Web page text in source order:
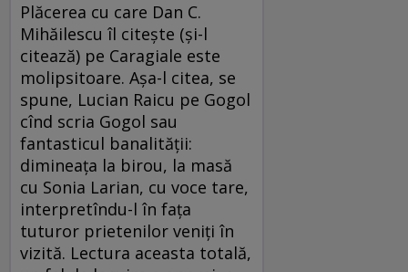
Plăcerea cu care Dan C.
Mihăilescu îl citeşte (şi-l
citează) pe Caragiale este
molipsitoare. Aşa-l citea, se
spune, Lucian Raicu pe Gogol
cînd scria Gogol sau
fantasticul banalităţii:
dimineaţa la birou, la masă
cu Sonia Larian, cu voce tare,
interpretîndu-l în faţa
tuturor prietenilor veniţi în
vizită. Lectura aceasta totală,